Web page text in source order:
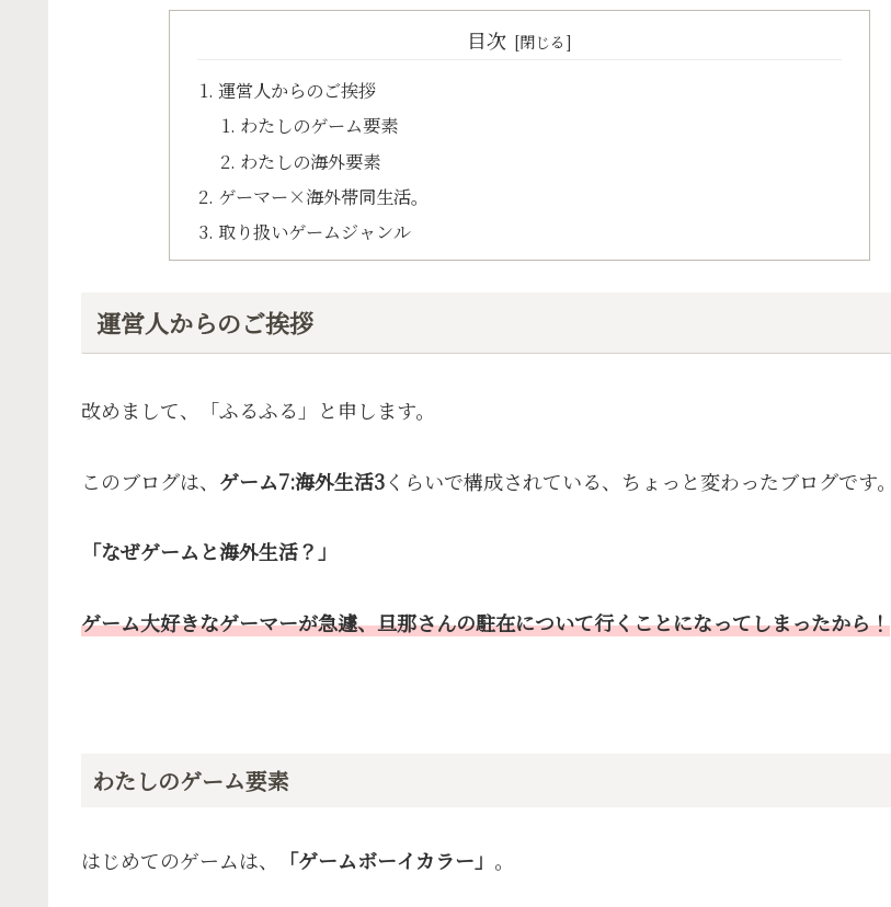
目次
運営人からのご挨拶
わたしのゲーム要素
わたしの海外要素
ゲーマー×海外帯同生活。
取り扱いゲームジャンル
運営人からのご挨拶
改めまして、「ふるふる」と申します。
このブログは、 ゲーム7:海外生活3くらいで構成されている、ちょっと変わったブログです。
「なぜゲームと海外生活？」
ゲーム大好きなゲーマーが急遽、旦那さんの駐在について行くことになってしまったから！
わたしのゲーム要素
はじめてのゲームは、 「ゲームボーイカラー」 。